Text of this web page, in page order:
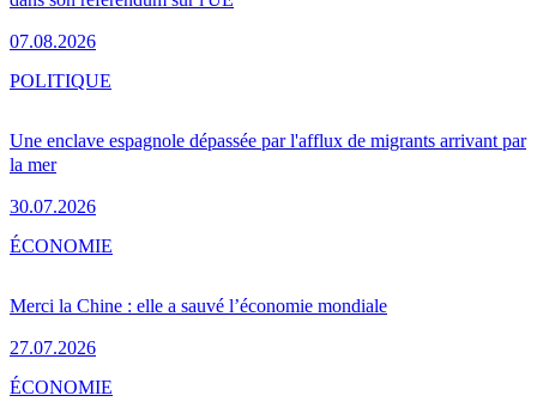
07.08.2026
Une enclave espagnole dépassée par l'afflux de migrants arrivant par
la mer
30.07.2026
POLITIQUE
Merci la Chine : elle a sauvé l’économie mondiale
27.07.2026
ÉCONOMIE
ÉCONOMIE